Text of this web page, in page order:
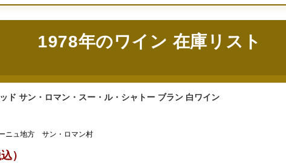
1978年のワイン 在庫リスト
ド サン・ロマン・スー・ル・シャトー ブラン 白ワイン
ニュ地方 サン・ロマン村
）